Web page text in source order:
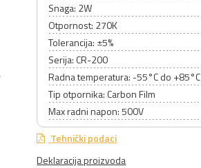
Snaga: 2W
Otpornost: 270K
Tolerancija: ±5%
Serija: CR-200
Radna temperatura: -55°C do +85°C
Tip otpornika: Carbon Film
Max radni napon: 500V
Tehnički podaci
Deklaracija proizvoda